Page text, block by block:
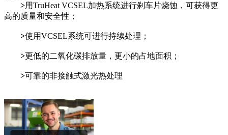
>用TruHeat VCSEL加热系统进行刹车片烧蚀，可获得更
高的质量和安全性；
>使用VCSEL系统可进行持续处理；
>更低的二氧化碳排放量，更小的占地面积；
>可靠的非接触式激光热处理